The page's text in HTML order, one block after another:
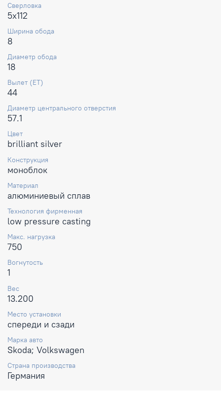
Сверловка
5x112
Ширина обода
8
Диаметр обода
18
Вылет (ET)
44
Диаметр центрального отверстия
57.1
Цвет
brilliant silver
Конструкция
моноблок
Материал
алюминиевый сплав
Технология фирменная
low pressure casting
Макс. нагрузка
750
Вогнутость
1
Вес
13.200
Место установки
спереди и сзади
Марка авто
Skoda; Volkswagen
Страна производства
Германия